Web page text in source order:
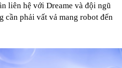
liên hệ với Dreame và đội ngũ
cần phải vất vả mang robot đến